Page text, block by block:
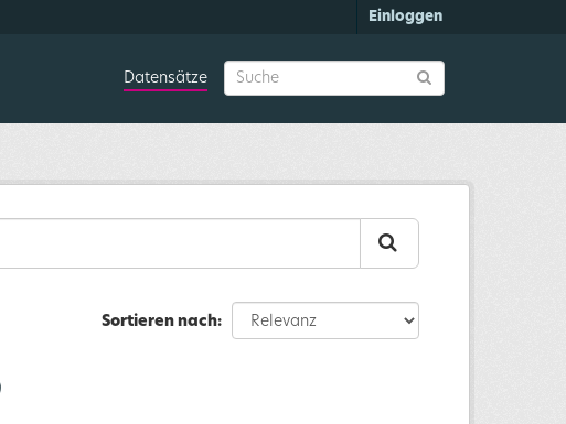
Einloggen
Datensätze
Sortieren nach